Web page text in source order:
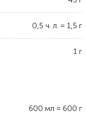
0,5 ч. л. = 1,5 г
1 г
600 мл = 600 г